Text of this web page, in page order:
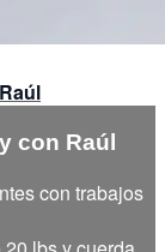
con Raúl
con trabajos